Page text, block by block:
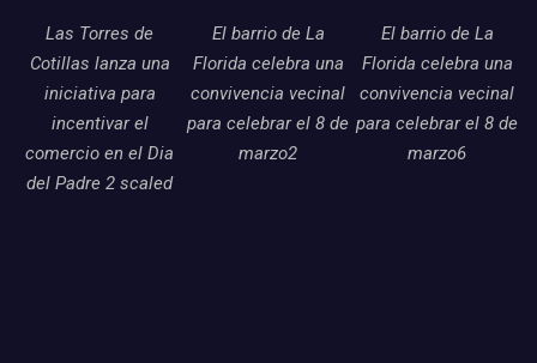
Las Torres de
Cotillas lanza una
iniciativa para
incentivar el
comercio en el Dia
del Padre 2 scaled
El barrio de La
Florida celebra una
convivencia vecinal
para celebrar el 8 de
marzo2
El barrio de La
Florida celebra una
convivencia vecinal
para celebrar el 8 de
marzo6